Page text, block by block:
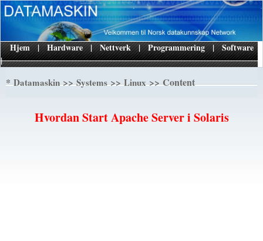
|
Hjem | Hardware | Nettverk | Programmering | Software
*Datamaskin>>Systems>>Linux>> Content
Hvordan Start Apache Server i Solaris